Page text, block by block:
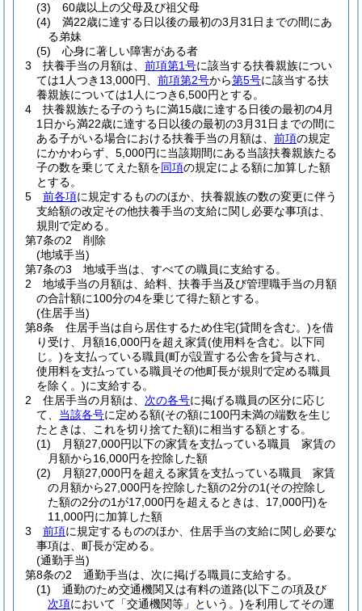
(3)
60歳以上の父母及び祖父母
(4)
満22歳に達する日以後の最初の3月31日までの間にあ
る弟妹
(5)
心身に著しい障害がある者
3
扶養手当の月額は、 前項第1号に該当する扶養親族につい
ては1人つき13,000円、 前項第2号から第5号に該当する扶
養親族については1人につき6,500円とする。
4
扶養親族たる子のうちに満15歳に達する日後の最初の4月
1日から満22歳に達する日以後の最初の3月31日までの間に
ある子がいる場合における扶養手当の月額は、 前項の規定
にかかわらず、5,000円に当該期間にある当該扶養親族たる
子の数を乗じてえた額を同項の規定による額に加算した額
とする。
5
前各項に規定するもののほか、扶養親族の数の変更に伴う
支給額の改定その他扶養手当の支給に関し必要な事項は、
規則で定める。
第7条の2
削除
(地域手当)
第7条の3
地域手当は、すべての職員に支給する。
2
地域手当の月額は、給料、扶養手当及び管理職手当の月額
の合計額に100分の4を乗じて得た額とする。
(住居手当)
第8条
住居手当は自ら居住するため住宅(貸間を含む。)を借
り受け、月額16,000円を超え家賃(使用料を含む。以下同
じ。)を支払っている職員(町が設置する公舎を貸与され、
使用料を支払っている職員その他町長が規則で定める職員
を除く。)に支給する。
2
住居手当の月額は、 次の各号に掲げる職員の区分に応じ
て、 当該各号に定める額(その額に100円未満の端数を生じ
たときは、これを切り捨てた額)に相当する額とする。
(1)
月額27,000円以下の家賃を支払っている職員 家賃の
月額から16,000円を控除した額
(2)
月額27,000円を超える家賃を支払っている職員 家賃
の月額から27,000円を控除した額の2分の1(その控除し
た額の2分の1が17,000円を超えるときは、17,000円)を
11,000円に加算した額
3
前項に規定するもののほか、住居手当の支給に関し必要な
事項は、町長が定める。
(通勤手当)
第8条の2
通勤手当は、次に掲げる職員に支給する。
(1)
通勤のため交通機関又は有料の道路(以下この項及び
次項において「交通機関等」という。)を利用してその運